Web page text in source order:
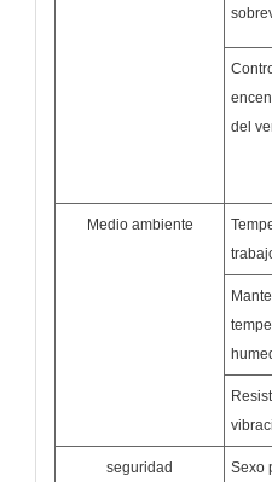
del
Medio ambiente
seguridad Sexo